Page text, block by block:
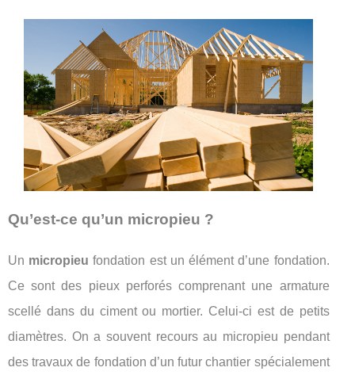
Qu’est-ce qu’un micropieu ?
Un micropieu fondation est un élément d’une fondation.
Ce sont des pieux perforés comprenant une armature
scellé dans du ciment ou mortier. Celui-ci est de petits
diamètres. On a souvent recours au micropieu pendant
des travaux de fondation d’un futur chantier spécialement